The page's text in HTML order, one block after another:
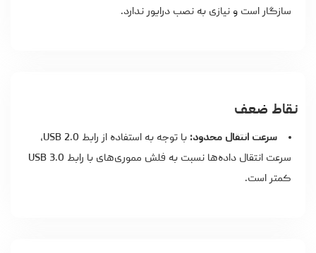
سازگار است و نیازی به نصب درایور ندارد.
نقاط ضعف
سرعت انتقال محدود:
با توجه به استفاده از رابط USB 2.0،
سرعت انتقال داده‌ها نسبت به فلش مموری‌های با رابط USB 3.0
کمتر است.